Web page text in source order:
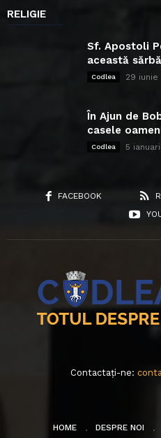
RELIGIE
Sf. Apostoli
această
Codlea 29 iunie
În Ajun de
casele
Codlea 5
FACEBOOK
Contactați-ne:
HOME DESPRE NOI